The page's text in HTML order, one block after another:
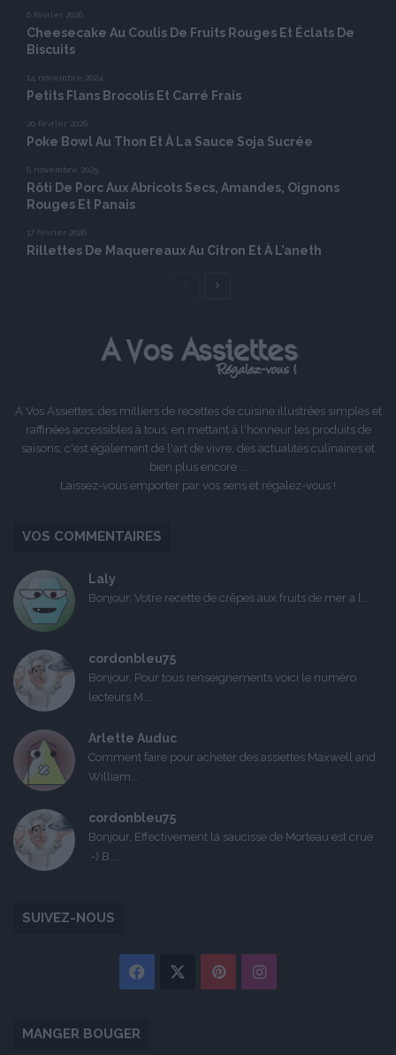
6 février 2026
Cheesecake Au Coulis De Fruits Rouges Et Éclats De
Biscuits
14 novembre 2024
Petits Flans Brocolis Et Carré Frais
20 février 2026
Poke Bowl Au Thon Et À La Sauce Soja Sucrée
6 novembre 2025
Rôti De Porc Aux Abricots Secs, Amandes, Oignons
Rouges Et Panais
17 février 2026
Rillettes De Maquereaux Au Citron Et À L’aneth
Page
A Vos Assiettes, des milliers de recettes de cuisine illustrées simples et
raffinées accessibles à tous, en mettant à l'honneur les produits de
saisons, c'est également de l'art de vivre, des actualités culinaires et
bien plus encore ...
Laissez-vous emporter par vos sens et régalez-vous !
VOS COMMENTAIRES
Laly
Bonjour, Votre recette de crêpes aux fruits de mer a l...
cordonbleu75
Bonjour, Pour tous renseignements voici le numéro
lecteurs M...
Arlette Auduc
Comment faire pour acheter des assiettes Maxwell and
William...
cordonbleu75
Bonjour, Effectivement la saucisse de Morteau est crue
:-) B...
SUIVEZ-NOUS
Facebook PinterestInstagram
MANGER BOUGER